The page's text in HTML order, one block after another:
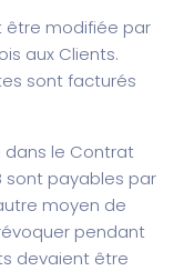
modifiée par
aux Clients.
sont facturés
dans le Contrat
sont payables par
moyen de
pendant
devaient être